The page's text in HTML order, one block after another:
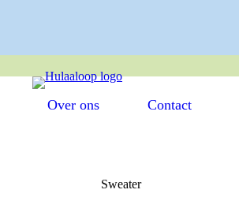
Over ons Contact
Sweater